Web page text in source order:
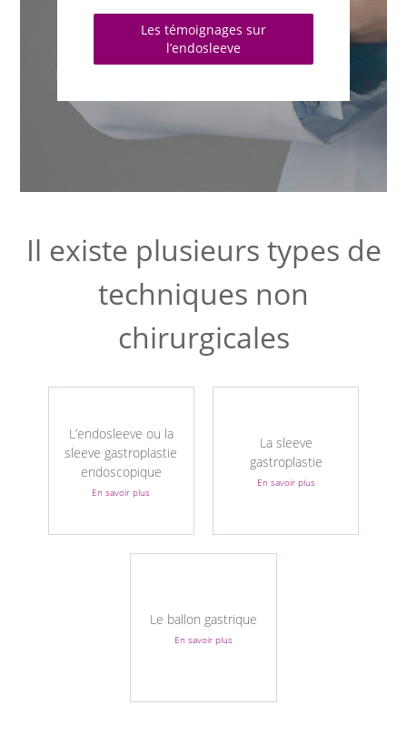
Les témoignages sur
l’endosleeve
Il existe plusieurs types de
techniques non
chirurgicales
L’endosleeve ou la
sleeve gastroplastie
endoscopique
En savoir plus
La sleeve
gastroplastie
En savoir plus
Le ballon gastrique
En savoir plus